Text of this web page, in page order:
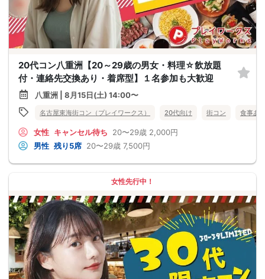
20代コン八重洲【20～29歳の男女・料理☆飲放題
付・連絡先交換あり・着席型】１名参加も大歓迎
八重洲 | 8月15日(土) 14:00〜
名古屋東海街コン（プレイワークス） 20代向け 街コン 食事あ
女性 キャンセル待ち 20〜29歳 2,000円
男性 残り5席 20〜29歳 7,500円
女性先行中！